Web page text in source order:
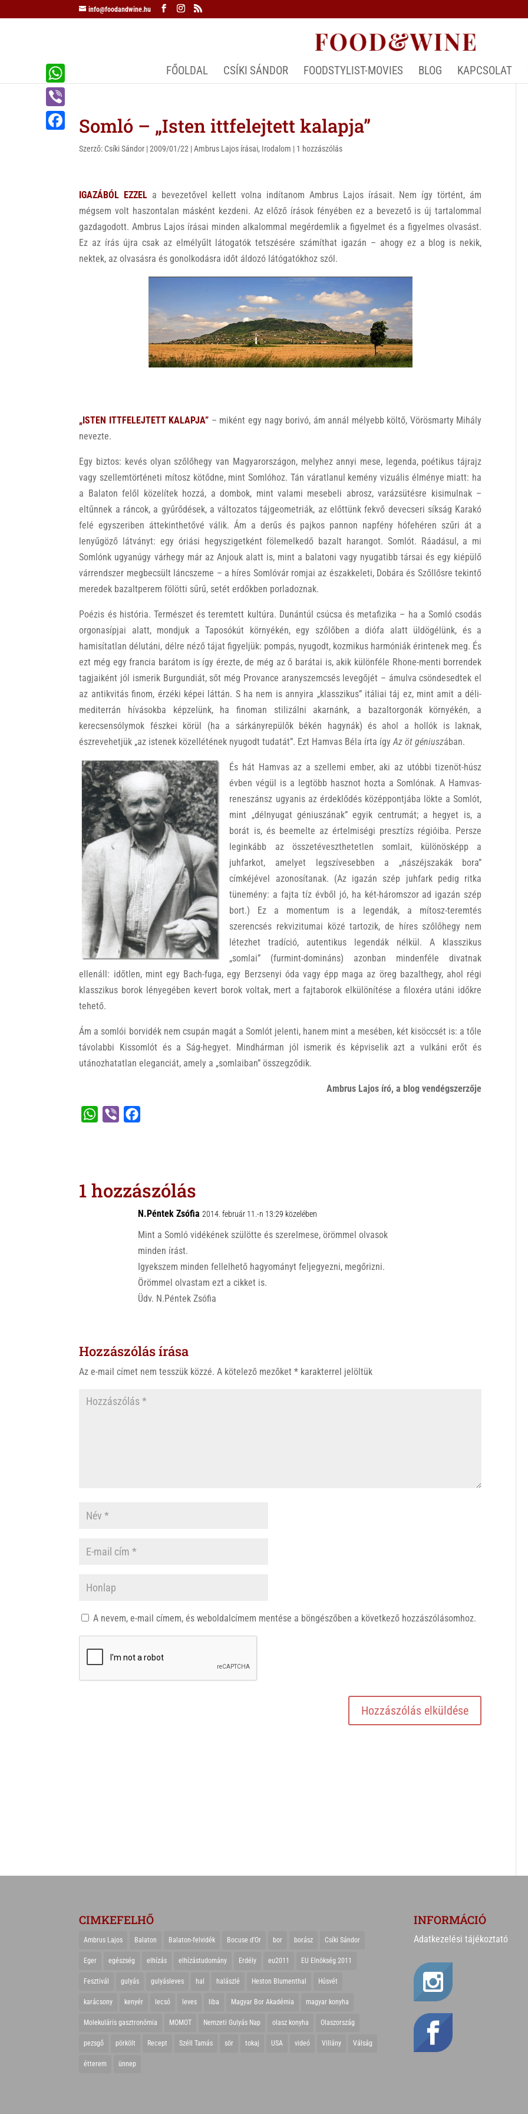
info@foodandwine.hu
FŐOLDAL CSÍKI SÁNDOR FOODSTYLIST-MOVIES BLOG KAPCSOLAT
Somló – „Isten ittfelejtett kalapja”
Szerző: Csíki Sándor |2009/01/22 |Ambrus Lajos írásai, Irodalom | 1 hozzászólás
IGAZÁBÓL EZZEL a bevezetővel kellett volna indítanom Ambrus Lajos írásait. Nem így történt, ám
mégsem volt haszontalan másként kezdeni. Az előző írások fényében ez a bevezető is új tartalommal
gazdagodott. Ambrus Lajos írásai minden alkalommal megérdemlik a figyelmet és a figyelmes olvasást.
Ez az írás újra csak az elmélyűlt látogatók tetszésére számíthat igazán – ahogy ez a blog is nekik,
nektek, az olvasásra és gonolkodásra időt áldozó látógatókhoz szól.
„ISTEN ITTFELEJTETT KALAPJA” – miként egy nagy borivó, ám annál mélyebb költő, Vörösmarty Mihály
nevezte.
Egy biztos: kevés olyan szőlőhegy van Magyarországon, melyhez annyi mese, legenda, poétikus tájrajz
vagy szellemtörténeti mítosz kötődne, mint Somlóhoz. Tán váratlanul kemény vizuális élménye miatt: ha
a Balaton felől közelítek hozzá, a dombok, mint valami mesebeli abrosz, varázsütésre kisimulnak –
eltűnnek a ráncok, a gyűrődések, a változatos tájgeometriák, az előttünk fekvő devecseri síkság Karakó
felé egyszeriben áttekinthetővé válik. Ám a derűs és pajkos pannon napfény hófehéren szűri át a
lenyűgöző látványt: egy óriási hegyszigetként fölemelkedő bazalt harangot. Somlót. Ráadásul, a mi
Somlónk ugyanúgy várhegy már az Anjouk alatt is, mint a balatoni vagy nyugatibb társai és egy kiépülő
várrendszer megbecsült láncszeme – a híres Somlóvár romjai az északkeleti, Dobára és Szőllősre tekintő
meredek bazaltperem fölötti sűrű, setét erdőkben porladoznak.
Poézis és história. Természet és teremtett kultúra. Dunántúl csúcsa és metafizika – ha a Somló csodás
orgonasípjai alatt, mondjuk a Taposókút környékén, egy szőlőben a diófa alatt üldögélünk, és a
hamisítatlan délutáni, délre néző tájat figyeljük: pompás, nyugodt, kozmikus harmóniák érintenek meg. És
ezt még egy francia barátom is így érezte, de még az ő barátai is, akik különféle Rhone-menti borrendek
tagjaiként jól ismerik Burgundiát, sőt még Provance aranyszemcsés levegőjét – ámulva csöndesedtek el
az antikvitás finom, érzéki képei láttán. S ha nem is annyira „klasszikus” itáliai táj ez, mint amit a déli-
mediterrán hívásokba képzelünk, ha finoman stilizálni akarnánk, a bazaltorgonák környékén, a
kerecsensólymok fészkei körül (ha a sárkányrepülők békén hagynák) és ahol a hollók is laknak,
észrevehetjük „az istenek közellétének nyugodt tudatát”. Ezt Hamvas Béla írta ígyAz öt géniuszában.
És hát Hamvas az a szellemi ember, aki az utóbbi tizenöt-húsz
évben végül is a legtöbb hasznot hozta a Somlónak. A Hamvas-
reneszánsz ugyanis az érdeklődés középpontjába lökte a Somlót,
mint „délnyugat géniuszának” egyik centrumát; a hegyet is, a
borát is, és beemelte az értelmiségi presztízs régióiba. Persze
leginkább az összetéveszthetetlen somlait, különösképp a
juhfarkot, amelyet legszívesebben a „nászéjszakák bora”
címkéjével azonosítanak. (Az igazán szép juhfark pedig ritka
tünemény: a fajta tíz évből jó, ha két-háromszor ad igazán szép
bort.) Ez a momentum is a legendák, a mítosz-teremtés
szerencsés rekvizitumai közé tartozik, de híres szőlőhegy nem
létezhet tradíció, autentikus legendák nélkül. A klasszikus
„somlai” (furmint-domináns) azonban mindenféle divatnak
ellenáll: időtlen, mint egy Bach-fuga, egy Berzsenyi óda vagy épp maga az öreg bazalthegy, ahol régi
klasszikus borok lényegében kevert borok voltak, mert a fajtaborok elkülönítése a filoxéra utáni időkre
tehető.
Ám a somlói borvidék nem csupán magát a Somlót jelenti, hanem mint a mesében, két kisöccsét is: a tőle
távolabbi Kissomlót és a Ság-hegyet. Mindhárman jól ismerik és képviselik azt a vulkáni erőt és
utánozhatatlan eleganciát, amely a „somlaiban” összegződik.
Ambrus Lajos író, a blog vendégszerzője
W
A
o
o
k
1 hozzászólás
N.Péntek Zsófia 2014. február 11.-n 13:29 közelében
Mint a Somló vidékének szülötte és szerelmese, örömmel olvasok
minden írást.
Igyekszem minden fellelhető hagyományt feljegyezni, megőrizni.
Örömmel olvastam ezt a cikket is.
Üdv. N.Péntek Zsófia
Hozzászólás írása
Az e-mail címet nem tesszük közzé. A kötelező mezőket* karakterrel jelöltük
A nevem, e-mail címem, és weboldalcímem mentése a böngészőben a következő hozzászólásomhoz.
W
h
a
V
CIMKEFELHŐ
Ambrus Lajos Balaton Balaton-felvidék Bocuse d'Or bor borász Csíki Sándor
Eger egészség elhízás elhízástudomány Erdély eu2011 EU Elnökség 2011
Fesztivál gulyás gulyásleves hal halászlé Heston Blumenthal Húsvét
karácsony kenyér lecsó leves liba Magyar Bor Akadémia magyar konyha
Molekuláris gasztronómia MOMOT Nemzeti Gulyás Nap olasz konyha Olaszország
pezsgő pörkölt Recept Széll Tamás sör tokaj USA videó Villány Válság
étterem ünnep
INFORMÁCIÓ
Adatkezelési tájékoztató